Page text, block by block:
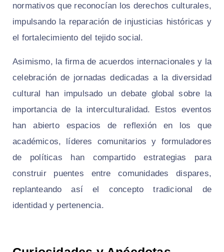
normativos que reconocían los derechos culturales,
impulsando la reparación de injusticias históricas y
el fortalecimiento del tejido social.
Asimismo, la firma de acuerdos internacionales y la
celebración de jornadas dedicadas a la diversidad
cultural han impulsado un debate global sobre la
importancia de la interculturalidad. Estos eventos
han abierto espacios de reflexión en los que
académicos, líderes comunitarios y formuladores
de políticas han compartido estrategias para
construir puentes entre comunidades dispares,
replanteando así el concepto tradicional de
identidad y pertenencia.